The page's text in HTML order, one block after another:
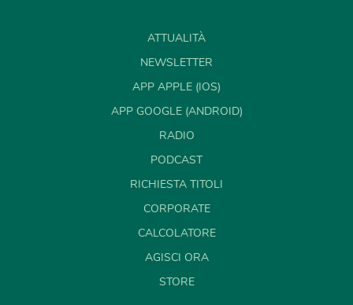
ATTUALITÀ
NEWSLETTER
APP APPLE (IOS)
APP GOOGLE (ANDROID)
RADIO
PODCAST
RICHIESTA TITOLI
CORPORATE
CALCOLATORE
AGISCI ORA
STORE